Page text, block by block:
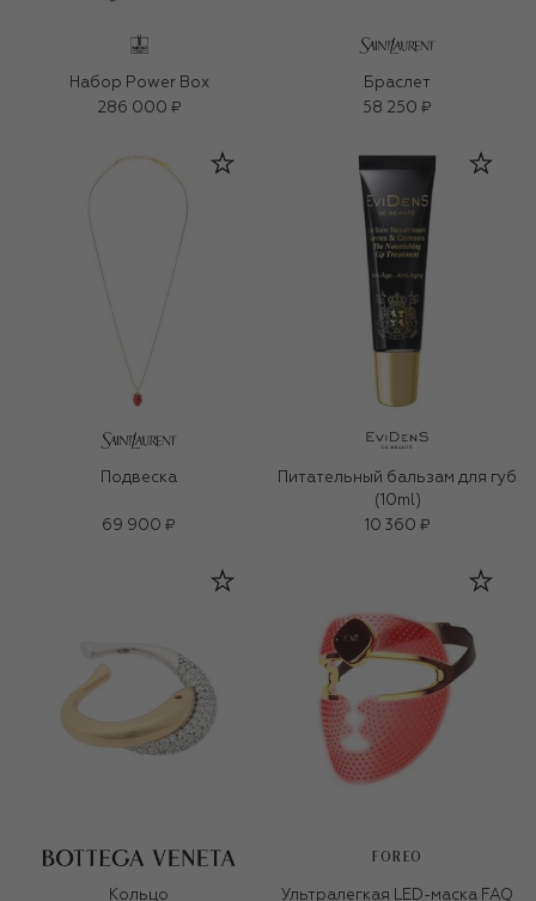
Набор Power Box
286 000 ₽
Браслет
58 250 ₽
Подвеска
69 900 ₽
Питательный бальзам для губ
(10ml)
10 360 ₽
Кольцо
FOREO
Ультралегкая LED-маска FAQ